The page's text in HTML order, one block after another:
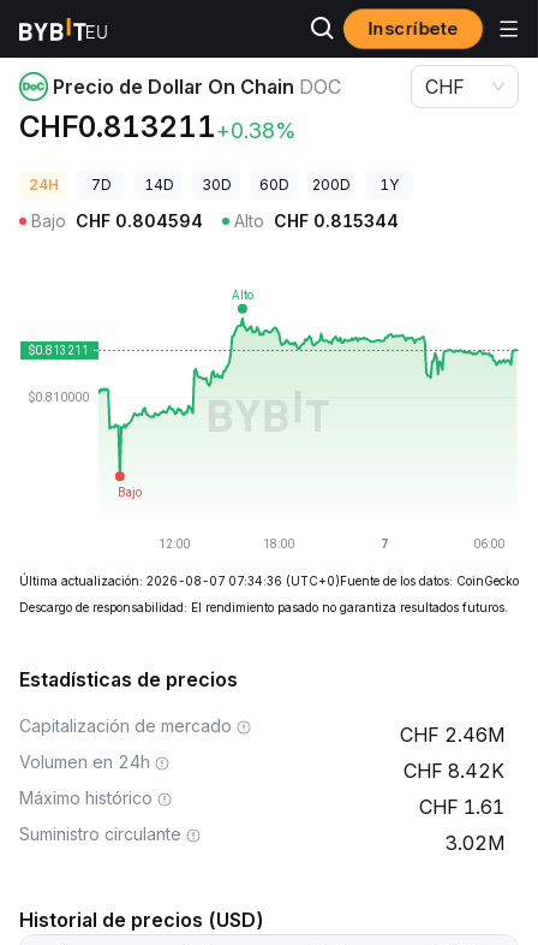
Inscríbete
Precios de Criptomonedas Precio de Dollar On Chain DOC
Precio de Dollar On Chain DOC
CHF0.813211+0.38%
CHF
24H 7D 14D 30D 60D 200D 1Y
Bajo CHF 0.804594 Alto CHF 0.815344
Última actualización: 2026-08-07 07:34:36 (UTC+0)Fuente de los datos: CoinGecko
Descargo de responsabilidad: El rendimiento pasado no garantiza resultados futuros.
Estadísticas de precios
Capitalización de mercado 2.46M
Volumen en 24h 8.42K
Máximo histórico 1.61
Suministro circulante 3.02M
Historial de precios (USD)